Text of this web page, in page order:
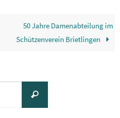
50 Jahre Damenabteilung im
Schützenverein Brietlingen
Suchen